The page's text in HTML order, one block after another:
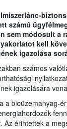
számú
sem módosult a
kell
igazolása
számos
igazolására
a bioüzemanyag-
Az érintettek a